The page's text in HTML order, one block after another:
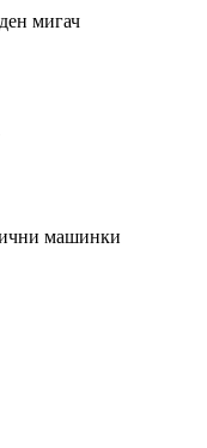
мигач
машинки